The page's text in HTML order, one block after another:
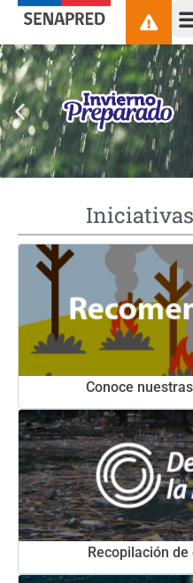
contenido
Iniciativas
Conoce
Recopilación